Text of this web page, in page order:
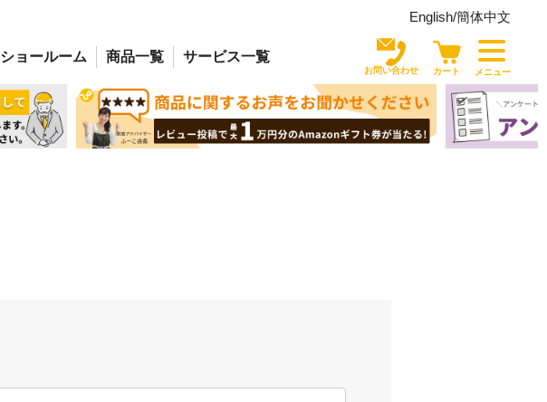
English/簡体中文
ショールーム 商品一覧 サービス一覧
お問い合わせ カート メニュー